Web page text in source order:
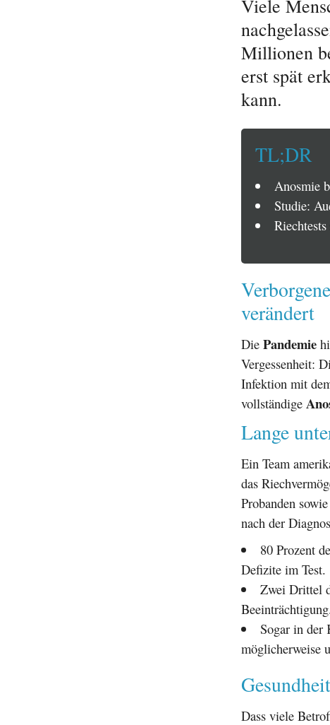
Viele
Millionen
erst spät
kann.
TL;DR
Anosmie
Studie:
verändert
Die Pandemie
Vergessenheit:
Infektion mit
vollständige
Lange
Ein Team
das
Probanden
nach der
80 Prozent
Defizite im Test.
Zwei Drittel
Sogar in der
möglicherweise
Dass viele